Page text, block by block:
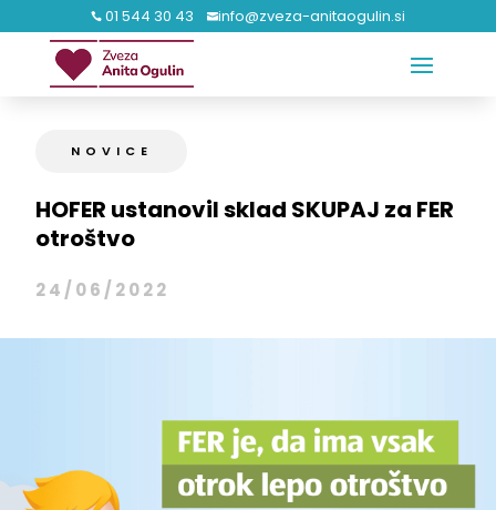
 01 544 30 43 info@zveza-anitaogulin.si
NOVICE
HOFER ustanovil sklad SKUPAJ za FER
otroštvo
24/06/2022